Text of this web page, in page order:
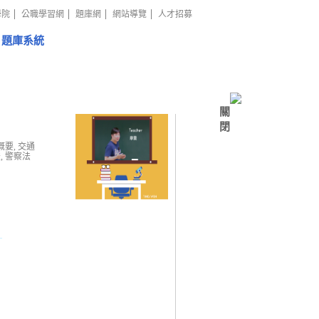
公職學習網 題庫網 網站導覽 人才招募
題庫系統
要, 交通
警察法
關
閉